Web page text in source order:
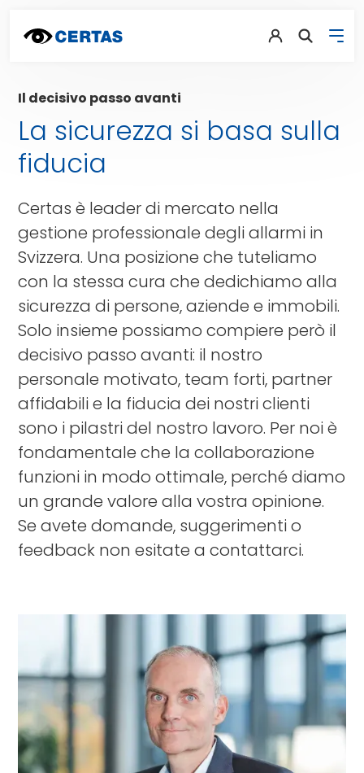
Il decisivo passo avanti
La sicurezza si basa sulla
fiducia
Certas è leader di mercato nella
gestione professionale degli allarmi in
Svizzera. Una posizione che tuteliamo
con la stessa cura che dedichiamo alla
sicurezza di persone, aziende e immobili.
Solo insieme possiamo compiere però il
decisivo passo avanti: il nostro
personale motivato, team forti, partner
affidabili e la fiducia dei nostri clienti
sono i pilastri del nostro lavoro. Per noi è
fondamentale che la collaborazione
funzioni in modo ottimale, perché diamo
un grande valore alla vostra opinione.
Se avete domande, suggerimenti o
feedback non esitate a contattarci.